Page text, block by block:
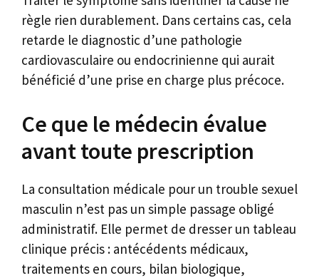
règle rien durablement. Dans certains cas, cela
retarde le diagnostic d’une pathologie
cardiovasculaire ou endocrinienne qui aurait
bénéficié d’une prise en charge plus précoce.
Ce que le médecin évalue
avant toute prescription
La consultation médicale pour un trouble sexuel
masculin n’est pas un simple passage obligé
administratif. Elle permet de dresser un tableau
clinique précis : antécédents médicaux,
traitements en cours, bilan biologique,